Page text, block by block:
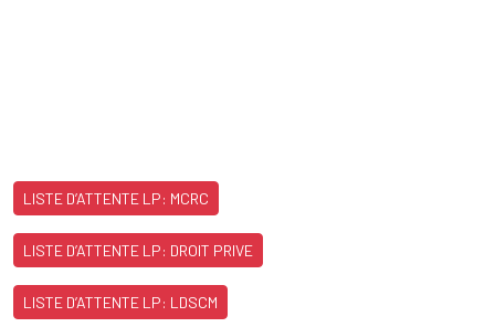
LISTE D’ATTENTE LP: MCRC
LISTE D’ATTENTE LP: DROIT PRIVE
LISTE D’ATTENTE LP: LDSCM